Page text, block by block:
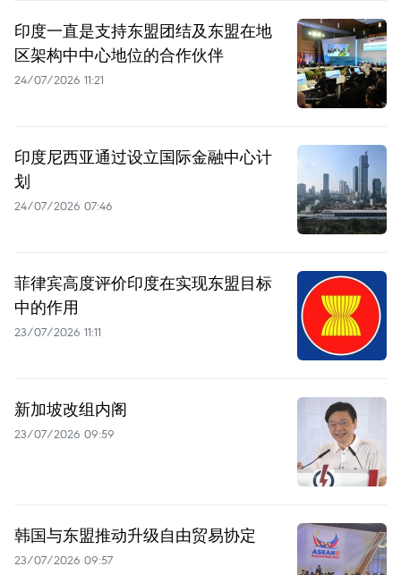
印度一直是支持东盟团结及东盟在地
区架构中中心地位的合作伙伴
24/07/2026 11:21
印度尼西亚通过设立国际金融中心计
划
24/07/2026 07:46
菲律宾高度评价印度在实现东盟目标
中的作用
23/07/2026 11:11
新加坡改组内阁
23/07/2026 09:59
韩国与东盟推动升级自由贸易协定
23/07/2026 09:57